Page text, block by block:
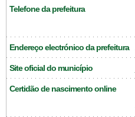
Telefone da prefeitura
Endereço electrónico da prefeitura
Site oficial do município
Certidão de nascimento online